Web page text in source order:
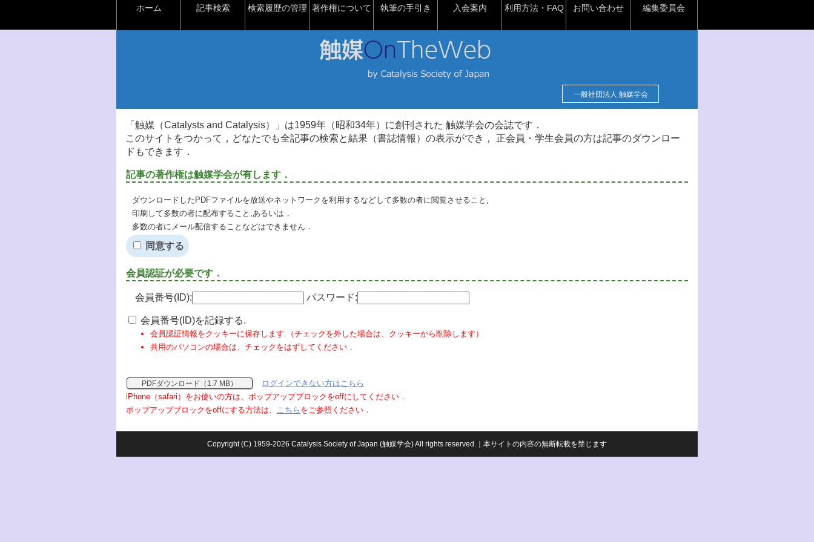
ホーム 記事検索 検索履歴の管理 著作権について 執筆の手引き 入会案内 利用方法・FAQ お問い合わせ 編集委員会
一般社団法人 触媒学会
「触媒（Catalysts and Catalysis）」は1959年（昭和34年）に創刊された 触媒学会の会誌です．
このサイトをつかって，どなたでも全記事の検索と結果（書誌情報）の表示ができ， 正会員・学生会員の方は記事のダウンロー
ドもできます．
記事の著作権は触媒学会が有します．
ダウンロードしたPDFファイルを放送やネットワークを利用するなどして多数の者に閲覧させること,
印刷して多数の者に配布すること,あるいは，
多数の者にメール配信することなどはできません．
同意する
会員認証が必要です．
会員番号(ID): パスワード:
会員番号(ID)を記録する.
会員認証情報をクッキーに保存します.（チェックを外した場合は、クッキーから削除します）
共用のパソコンの場合は、チェックをはずしてください．
PDFダウンロード（1.7 MB）
ログインできない方はこちら
iPhone（safari）をお使いの方は、ポップアップブロックをoffにしてください．
ポップアップブロックをoffにする方法は、 こちら をご参照ください．
Copyright (C) 1959-2026 Catalysis Society of Japan (触媒学会) All rights reserved.｜本サイトの内容の無断転載を禁じます